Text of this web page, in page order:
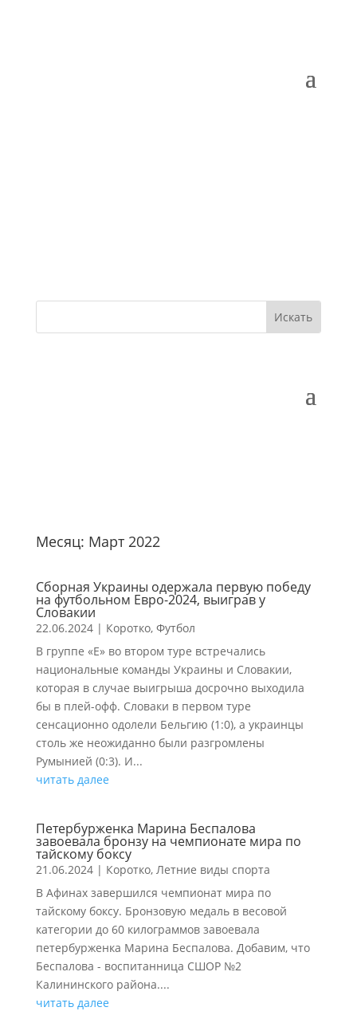
Месяц: Март 2022
Сборная Украины одержала первую победу
на футбольном Евро-2024, выиграв у
Словакии
22.06.2024| Коротко, Футбол
В группе «E» во втором туре встречались
национальные команды Украины и Словакии,
которая в случае выигрыша досрочно выходила
бы в плей-офф. Словаки в первом туре
сенсационно одолели Бельгию (1:0), а украинцы
столь же неожиданно были разгромлены
Румынией (0:3). И...
читать далее
Петербурженка Марина Беспалова
завоевала бронзу на чемпионате мира по
тайскому боксу
21.06.2024| Коротко, Летние виды спорта
В Афинах завершился чемпионат мира по
тайскому боксу. Бронзовую медаль в весовой
категории до 60 килограммов завоевала
петербурженка Марина Беспалова. Добавим, что
Беспалова - воспитанница СШОР №2
Калининского района....
читать далее